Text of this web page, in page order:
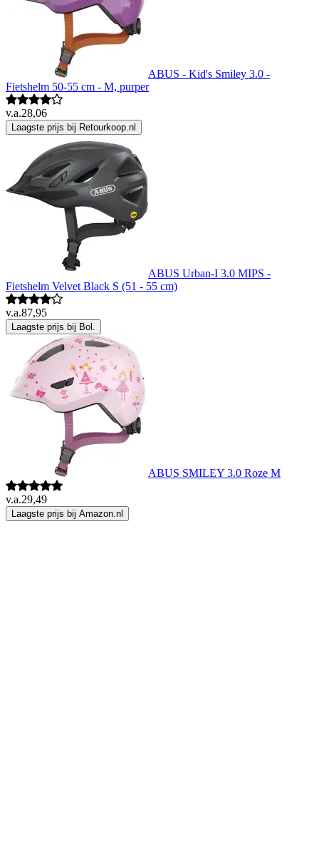
ABUS - Kid's Smiley 3.0 -
Fietshelm 50-55 cm - M, purper
v.a.28,06
Laagste prijs bij Retourkoop.nl
ABUS Urban-I 3.0 MIPS -
Fietshelm Velvet Black S (51 - 55 cm)
v.a.87,95
Laagste prijs bij Bol.
ABUS SMILEY 3.0 Roze M
v.a.29,49
Laagste prijs bij Amazon.nl